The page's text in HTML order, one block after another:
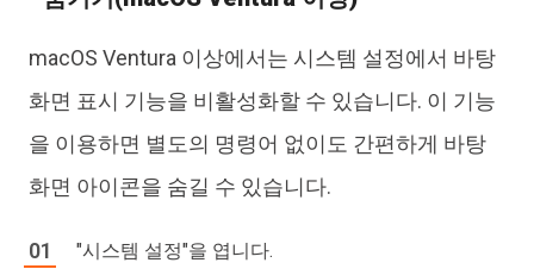
macOS Ventura 이상에서는 시스템 설정에서 바탕
화면 표시 기능을 비활성화할 수 있습니다. 이 기능
을 이용하면 별도의 명령어 없이도 간편하게 바탕
화면 아이콘을 숨길 수 있습니다.
"시스템 설정"을 엽니다.